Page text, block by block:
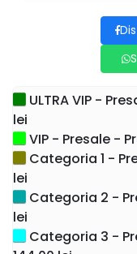
trebuie sa detină
• Accesul în
începere.
• Vă rugăm să
și locurile limitate de
• Biletele
se fac excepții.
ULTRA VIP -
lei
VIP - Presale -
Categoria 1 -
lei
Categoria 2 -
lei
Categoria 3 -